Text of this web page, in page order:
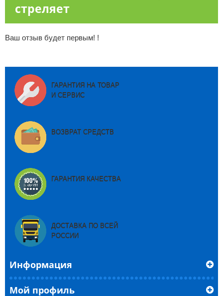
стреляет
Ваш отзыв будет первым! !
ГАРАНТИЯ НА ТОВАР
И СЕРВИС
ВОЗВРАТ СРЕДСТВ
ГАРАНТИЯ КАЧЕСТВА
ДОСТАВКА ПО ВСЕЙ
РОССИИ
Информация
Мой профиль